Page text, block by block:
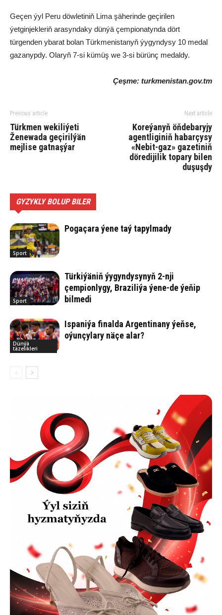
Geçen ýyl Peru döwletiniň Lima şäherinde geçirilen
ýetginjekleriň arasyndaky dünýä çempionatynda dört
türgenden ybarat bolan Türkmenistanyň ýygyndysy 10 medal
gazanypdy. Olaryň 7-si kümüş we 3-si bürünç medaldy.
Çeşme: turkmenistan.gov.tm
Previous article
Türkmen wekiliýeti
Ženewada geçirilýän
mejlise gatnaşýar
Next article
Koreýanyň öňdebaryjy
agentliginiň habarçysy
«Nebit-gaz» gazetiniň
döredijilik topary bilen
duşuşdy
GYZYKLY BOLUP BILER
Sport
Pogaçara ýene taý tapylmady
Sport
Türkiýäniň ýygyndysynyň 2-nji
çempionlygy, Braziliýa ýene-de ýeňip
bilmedi
Dünýä
täzelikleri
Ispaniýa finalda Argentinany ýeňse,
oýunçylary näçe alar?